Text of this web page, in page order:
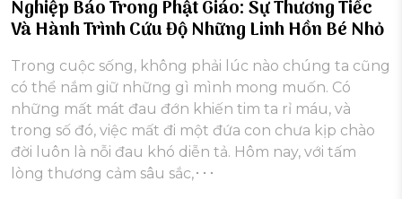
Nghiệp Báo Trong Phật Giáo: Sự Thương Tiếc
Và Hành Trình Cứu Độ Những Linh Hồn Bé Nhỏ
Trong cuộc sống, không phải lúc nào chúng ta cũng
có thể nắm giữ những gì mình mong muốn. Có
những mất mát đau đớn khiến tim ta rỉ máu, và
trong số đó, việc mất đi một đứa con chưa kịp chào
đời luôn là nỗi đau khó diễn tả. Hôm nay, với tấm
lòng thương cảm sâu sắc,･･･